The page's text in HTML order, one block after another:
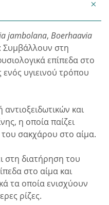
jambolana, Boerhaavia
: Συμβάλλουν στη
επίπεδα στο
υγιεινού τρόπου
και
η οποία παίζει
σακχάρου στο αίμα.
στη διατήρηση του
στο αίμα και
τα οποία ενισχύουν
ρίζες.